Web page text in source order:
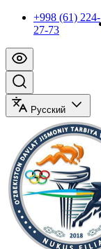
+998 (61) 224-
27-73
Русский